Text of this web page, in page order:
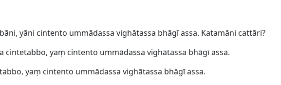
yāni cintento ummādassa vighātassa bhāgī assa. Katamāni cattāri?
yaṃ cintento ummādassa vighātassa bhāgī assa.
yaṃ cintento ummādassa vighātassa bhāgī assa.